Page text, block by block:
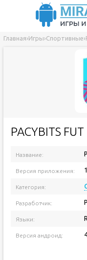
Главная›Игры›Спортивные›
PACYBITS
Название:
Версия приложения:
Категория:
Разработчик:
Языки:
Версия андроид: